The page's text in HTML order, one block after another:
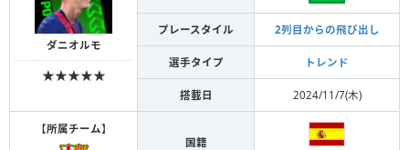
ダニオルモ
★★★★★
プレースタイル 2列目からの飛び出し
選手タイプ トレンド
搭載日 2024/11/7(木)
【所属チーム】
国籍